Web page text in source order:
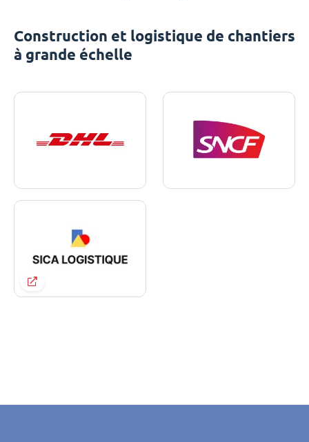
Construction et logistique de chantiers
à grande échelle